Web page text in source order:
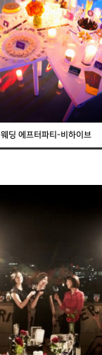
웨딩 에프터파티-비하이브